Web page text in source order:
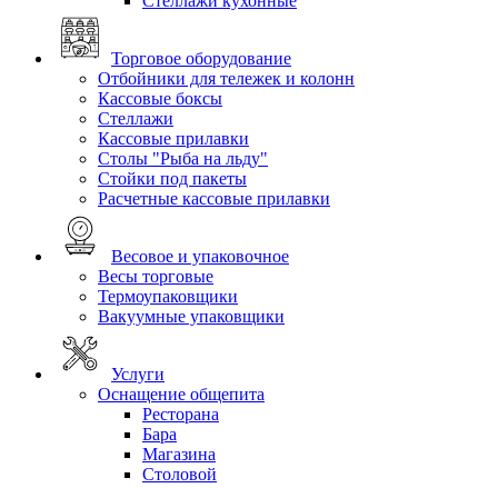
Торговое оборудование
Отбойники для тележек и колонн
Кассовые боксы
Стеллажи
Кассовые прилавки
Столы "Рыба на льду"
Стойки под пакеты
Расчетные кассовые прилавки
Весовое и упаковочное
Весы торговые
Термоупаковщики
Вакуумные упаковщики
Услуги
Оснащение общепита
Ресторана
Бара
Магазина
Столовой